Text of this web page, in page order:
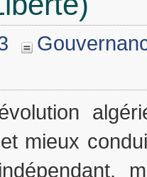
mieux